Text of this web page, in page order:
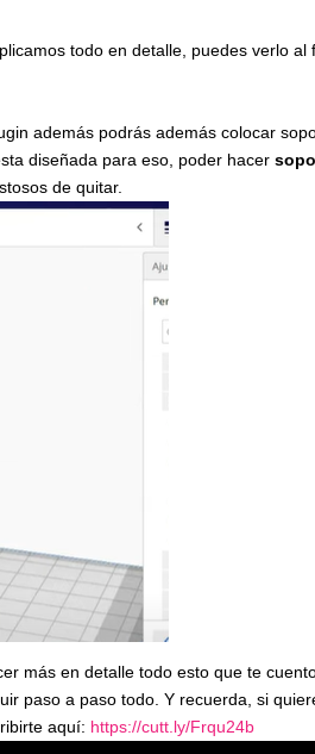
todo en detalle, puedes verlo al
además podrás además colocar
diseñada para eso, poder hacer
de quitar.
más en detalle todo esto que te
paso a paso todo. Y recuerda, si
aquí: https://cutt.ly/Frqu24b